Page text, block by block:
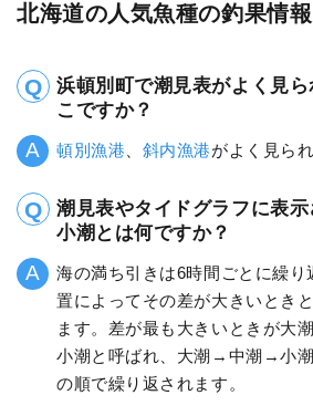
北海道の人気魚種の釣果情報
浜頓別町で潮見表がよく見
こですか？
頓別漁港、 斜内漁港がよく見ら
潮見表やタイドグラフに表
小潮とは何ですか？
海の満ち引きは6時間ごとに繰り
置によってその差が大きいとき
ます。差が最も大きいときが大
小潮と呼ばれ、大潮→中潮→小
の順で繰り返されます。